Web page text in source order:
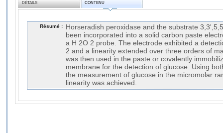
DÉTAILS CONTENU
Résumé :
Horseradish peroxidase and the substrate
been incorporated into a solid carbon paste
a H 2O 2 probe. The electrode exhibited a
2 and a linearity extended over three orders of
was then used in the paste or covalently
membrane for the detection of glucose. Using
the measurement of glucose in the micromolar
linearity was achieved.